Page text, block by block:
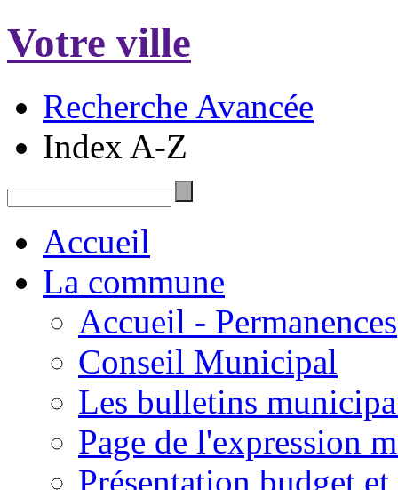
Votre ville
Recherche Avancée
Index A-Z
Accueil
La commune
Accueil - Permanences
Conseil Municipal
Les bulletins
Page de l'expression
Présentation budget